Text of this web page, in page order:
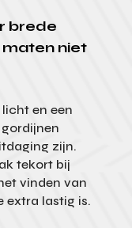
brede
niet
en een
zijn.
tekort bij
vinden van
extra lastig is.